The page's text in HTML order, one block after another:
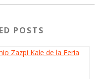
POSTS